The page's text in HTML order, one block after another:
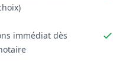
immédiat dès